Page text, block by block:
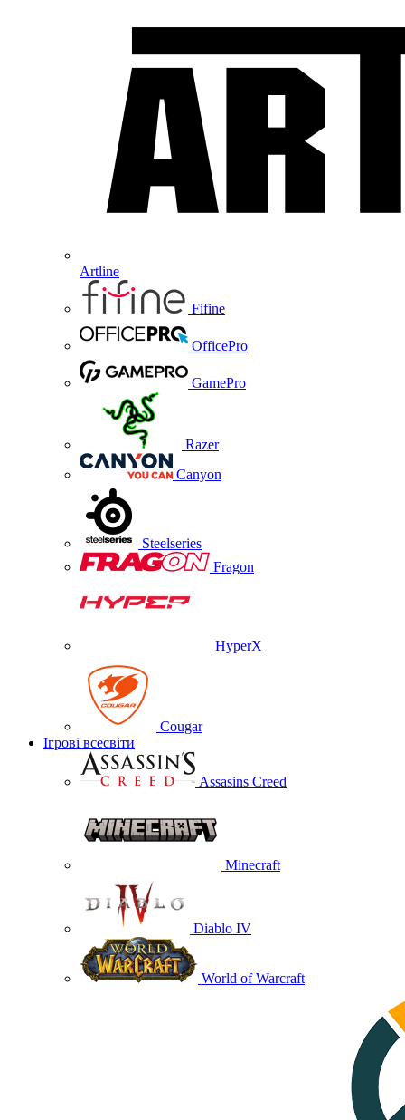
Artline
Fifine
OfficePro
GamePro
Razer
Canyon
Steelseries
Fragon
HyperX
Cougar
Ігрові всесвіти
Assasins Creed
Minecraft
Diablo IV
World of Warcraft